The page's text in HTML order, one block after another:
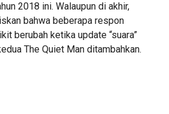
2018 ini. Walaupun di akhir,
bahwa beberapa respon
berubah ketika update “suara”
The Quiet Man ditambahkan.